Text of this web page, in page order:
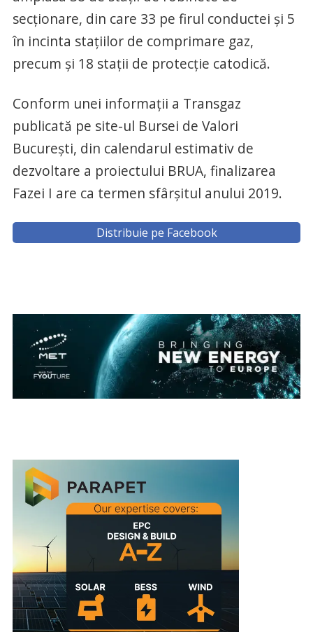
secţionare, din care 33 pe firul conductei şi 5
în incinta staţiilor de comprimare gaz,
precum şi 18 staţii de protecţie catodică.
Conform unei informaţii a Transgaz
publicată pe site-ul Bursei de Valori
Bucureşti, din calendarul estimativ de
dezvoltare a proiectului BRUA, finalizarea
Fazei I are ca termen sfârşitul anului 2019.
Distribuie pe Facebook